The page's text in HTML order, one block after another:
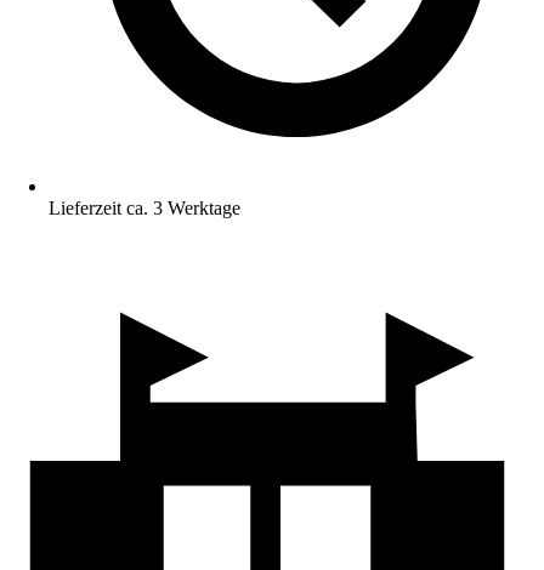
Lieferzeit ca. 3 Werktage